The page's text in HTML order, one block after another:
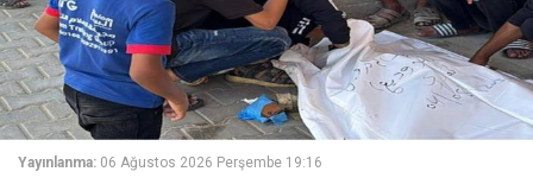
Yayınlanma: 06 Ağustos 2026 Perşembe 19:16